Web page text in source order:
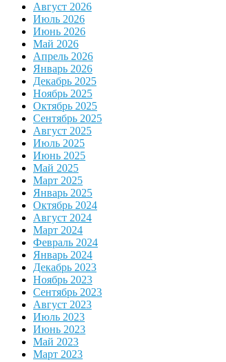
Август 2026
Июль 2026
Июнь 2026
Май 2026
Апрель 2026
Январь 2026
Декабрь 2025
Ноябрь 2025
Октябрь 2025
Сентябрь 2025
Август 2025
Июль 2025
Июнь 2025
Май 2025
Март 2025
Январь 2025
Октябрь 2024
Август 2024
Март 2024
Февраль 2024
Январь 2024
Декабрь 2023
Ноябрь 2023
Сентябрь 2023
Август 2023
Июль 2023
Июнь 2023
Май 2023
Март 2023